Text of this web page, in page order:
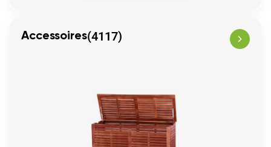
Accessoires(4117)